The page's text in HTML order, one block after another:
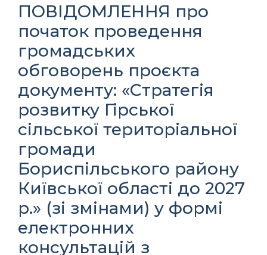
ПОВІДОМЛЕННЯ про
початок проведення
громадських
обговорень проєкта
документу: «Стратегія
розвитку Гірської
сільської територіальної
громади
Бориспільського району
Київської області до 2027
р.» (зі змінами) у формі
електронних
консультацій з